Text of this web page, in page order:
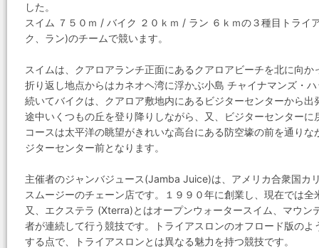
した。
スイム ７５０ｍ / バイク ２０ｋｍ / ラン ６ｋｍの３種目トライ
ク、ラン)のチームで競います。
スイムは、クアロアランチ正面にあるクアロアビーチを北に向か
折り返し地点からはカネオヘ湾に浮かぶ小島 チャイナマンズ・
続いてバイクは、クアロア敷地内にあるビジターセンターから
途中いくつもの丘を登り降りしながら、又、ビジターセンターに
コースは太平洋の眺望がきれいな高台にある防空壕の前を通り
ジターセンター前となります。
主催者のジャンバジュース(Jamba Juice)は、アメリカ合衆国カ
スムージーのチェーン店です。１９９０年に創業し、現在では
又、エクステラ (Xterra)とはオープンウォータースイム、マウ
者が連続して行う競技です。トライアスロンのオフロード版の
する点で、トライアスロンとは異なる魅力を持つ競技です。